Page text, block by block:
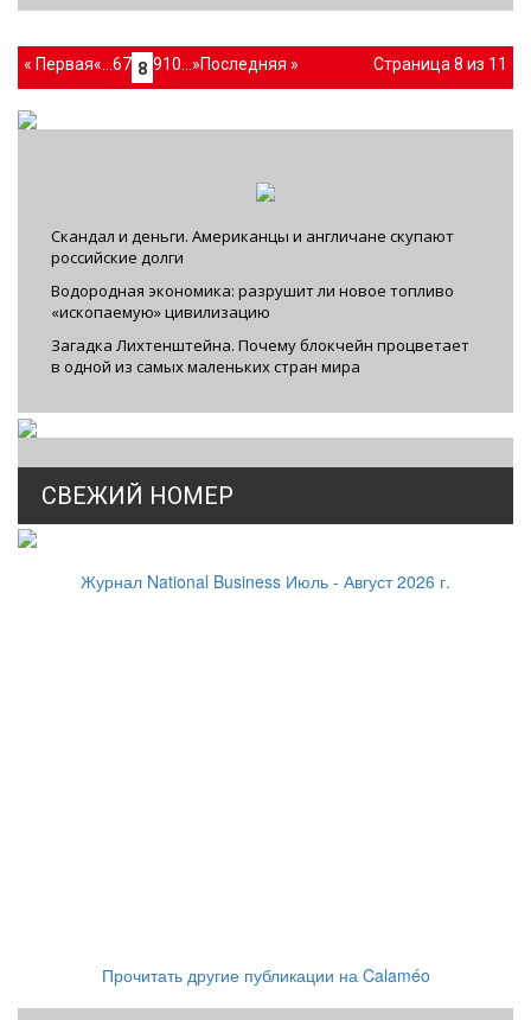
Страница 8 из 11
« Первая« 67 8 910 »Последняя »
Скандал и деньги. Американцы и англичане скупают
российские долги
Водородная экономика: разрушит ли новое топливо
«ископаемую» цивилизацию
Загадка Лихтенштейна. Почему блокчейн процветает
в одной из самых маленьких стран мира
СВЕЖИЙ НОМЕР
Журнал National Business Июль - Август 2026 г.
Прочитать другие публикации на Calaméo